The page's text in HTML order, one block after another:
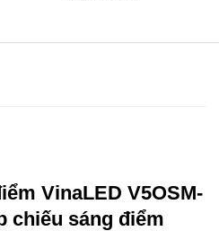
VinaLED V5OSM-
chiếu sáng điểm